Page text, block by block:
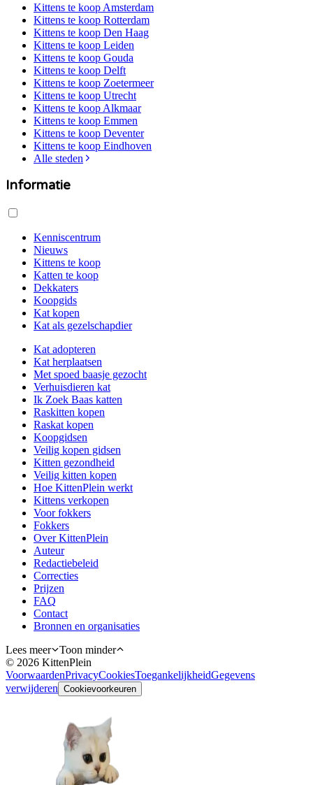
Kittens te koop Amsterdam
Kittens te koop Rotterdam
Kittens te koop Den Haag
Kittens te koop Leiden
Kittens te koop Gouda
Kittens te koop Delft
Kittens te koop Zoetermeer
Kittens te koop Utrecht
Kittens te koop Alkmaar
Kittens te koop Emmen
Kittens te koop Deventer
Kittens te koop Eindhoven
Alle steden
Informatie
Kenniscentrum
Nieuws
Kittens te koop
Katten te koop
Dekkaters
Koopgids
Kat kopen
Kat als gezelschapdier
Kat adopteren
Kat herplaatsen
Met spoed baasje gezocht
Verhuisdieren kat
Ik Zoek Baas katten
Raskitten kopen
Raskat kopen
Koopgidsen
Veilig kopen gidsen
Kitten gezondheid
Veilig kitten kopen
Hoe KittenPlein werkt
Kittens verkopen
Voor fokkers
Fokkers
Over KittenPlein
Auteur
Redactiebeleid
Correcties
Prijzen
FAQ
Contact
Bronnen en organisaties
Lees meer
Toon minder
© 2026 KittenPlein
VoorwaardenPrivacyCookiesToegankelijkheidGegevens
verwijderen Cookievoorkeuren